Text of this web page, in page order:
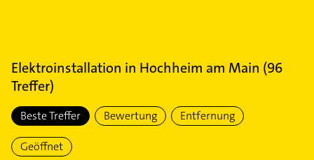
Elektroinstallation in Hochheim am Main (96
Treffer)
Beste Treffer Bewertung Entfernung
Geöffnet